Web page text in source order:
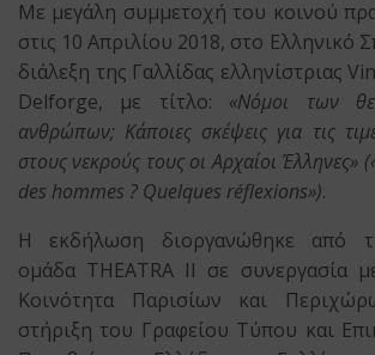
Με μεγάλη συμμετοχή του κοινού
στις 10 Απριλίου 2018, στο Ελληνικό
διάλεξη της Γαλλίδας ελληνίστριας
Delforge, με τίτλο: «Νόμοι των
ανθρώπων; Κάποιες σκέψεις για τις
στους νεκρούς τους οι Αρχαίοι Έλληνες»
des hommes ? Quelques réflexions»).
Η εκδήλωση διοργανώθηκε από
ομάδα THEATRA II σε συνεργασία
Κοινότητα Παρισίων και
στήριξη του Γραφείου Τύπου και